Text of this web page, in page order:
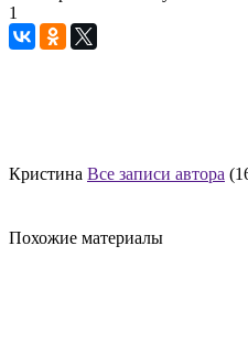
1
Кристина Все записи автора
Похожие материалы